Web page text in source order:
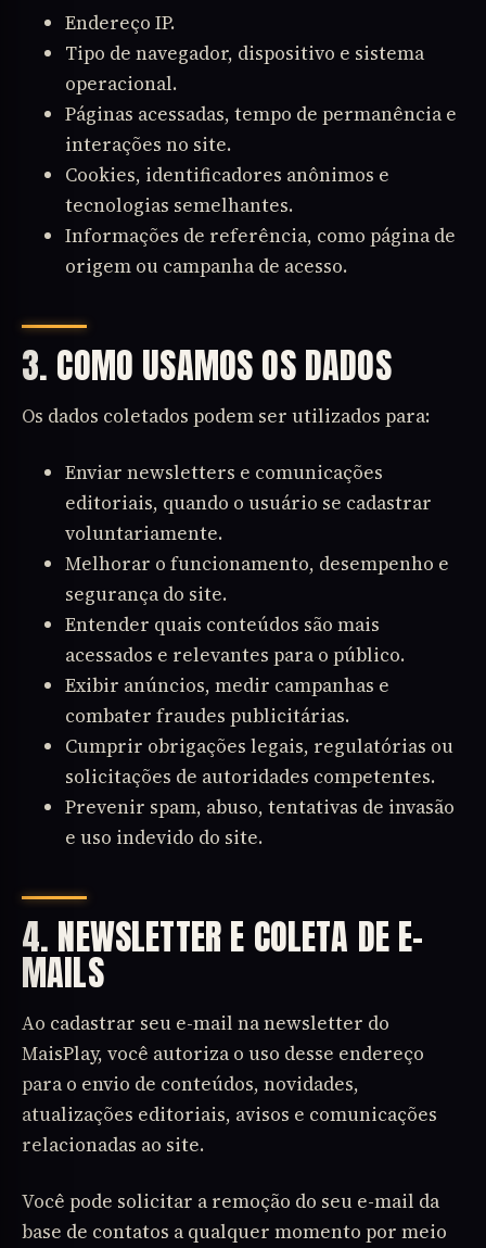
Endereço IP.
Tipo de navegador, dispositivo e sistema
operacional.
Páginas acessadas, tempo de permanência e
interações no site.
Cookies, identificadores anônimos e
tecnologias semelhantes.
Informações de referência, como página de
origem ou campanha de acesso.
3. COMO USAMOS OS DADOS
Os dados coletados podem ser utilizados para:
Enviar newsletters e comunicações
editoriais, quando o usuário se cadastrar
voluntariamente.
Melhorar o funcionamento, desempenho e
segurança do site.
Entender quais conteúdos são mais
acessados e relevantes para o público.
Exibir anúncios, medir campanhas e
combater fraudes publicitárias.
Cumprir obrigações legais, regulatórias ou
solicitações de autoridades competentes.
Prevenir spam, abuso, tentativas de invasão
e uso indevido do site.
4. NEWSLETTER E COLETA DE E-
MAILS
Ao cadastrar seu e-mail na newsletter do
MaisPlay, você autoriza o uso desse endereço
para o envio de conteúdos, novidades,
atualizações editoriais, avisos e comunicações
relacionadas ao site.
Você pode solicitar a remoção do seu e-mail da
base de contatos a qualquer momento por meio